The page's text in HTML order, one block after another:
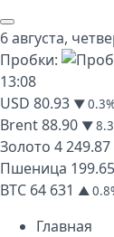
6 августа,
Пробки:
13:08
USD 80.93 ▼
Brent88.90 ▼
Золото 4 249.87
Пшеница 199.65
BTC 64 631 ▲
Главная